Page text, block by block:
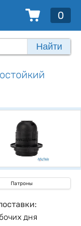
0
Найти
Патроны
дня